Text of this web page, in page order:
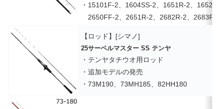
・15101F-2、1604SS-2、1651R-2、
2650FF-2、2651R-2、2682R-2、2683R-
【ロッド】[シマノ]
25サーベルマスター SS テンヤ
・テンヤタチウオ用ロッド
・追加モデルの発売
・73M190、73MH185、82HH180